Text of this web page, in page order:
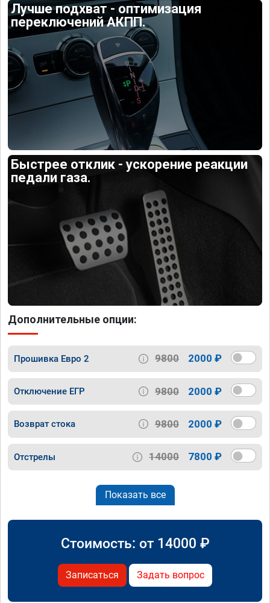
Лучше подхват - оптимизация
переключений АКПП.
Быстрее отклик - ускорение реакции
педали газа.
Дополнительные опции:
Прошивка Евро 2 9800 2000 ₽
Отключение ЕГР 9800 2000 ₽
Возврат стока 9800 2000 ₽
Отстрелы 14000 7800 ₽
Показать все
Стоимость: от 14000 ₽
Записаться Задать вопрос